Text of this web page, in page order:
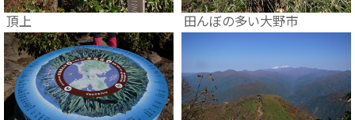
頂上 田んぼの多い大野市